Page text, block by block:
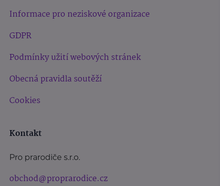
Informace pro neziskové organizace
GDPR
Podmínky užití webových stránek
Obecná pravidla soutěží
Cookies
Kontakt
Pro prarodiče s.r.o.
obchod@proprarodice.cz